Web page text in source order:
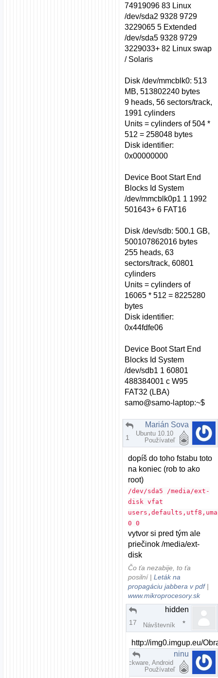
74919096 83 Linux
/dev/sda2 9328 9729
3229065 5 Extended
/dev/sda5 9328 9729
3229033+ 82 Linux swap
/ Solaris
Disk /dev/mmcblk0: 513
MB, 513802240 bytes
9 heads, 56 sectors/track,
1991 cylinders
Units = cylinders of 504 *
512 = 258048 bytes
Disk identifier:
0x00000000
Device Boot Start End
Blocks Id System
/dev/mmcblk0p1 1 1992
501643+ 6 FAT16
Disk /dev/sdb: 500.1 GB,
500107862016 bytes
255 heads, 63
sectors/track, 60801
cylinders
Units = cylinders of
16065 * 512 = 8225280
bytes
Disk identifier:
0x44fdfe06
Device Boot Start End
Blocks Id System
/dev/sdb1 1 60801
488384001 c W95
FAT32 (LBA)
samo@samo-laptop:~$
Re: Zatiaľ si vyskúšaj aj iné distrá ...
17.05.2009 | 15:38
Marián Sova
Ubuntu 10.10
Používateľ
dopíš do toho fstabu toto
na koniec (rob to ako
root)
/dev/sda5 /media/ext-
disk vfat
0 0
vytvor si pred tým ale
priečinok /media/ext-
disk
Čo ťa nezabije, to ťa
posilní |Leták na
propagáciu jabbera v pdf|
www.mikroprocesory.sk
17.05.2009 | 15:53
hidden
Návštevník
http://img0.imgup.eu/
Re: Zatiaľ si
17.05.2009 | 16:02
ninu
Slackware, Android
Používateľ